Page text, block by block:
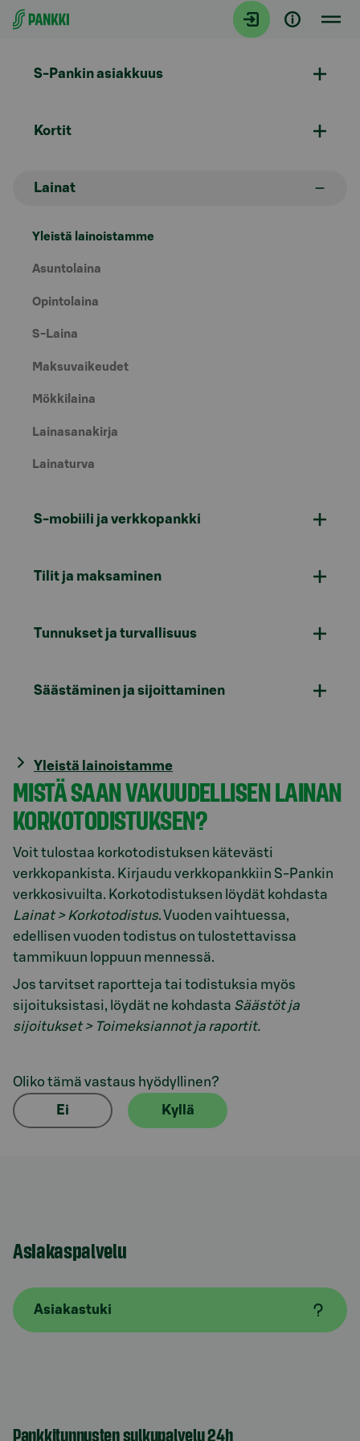
Siirry suoraan sisältöön
S-Pankin asiakkuus
Kortit
Lainat
Yleistä lainoistamme
Asuntolaina
Opintolaina
S-Laina
Maksuvaikeudet
Mökkilaina
Lainasanakirja
Lainaturva
S-mobiili ja verkkopankki
Tilit ja maksaminen
Tunnukset ja turvallisuus
Säästäminen ja sijoittaminen
Yleistä lainoistamme
MISTÄ SAAN VAKUUDELLISEN LAINAN
KORKOTODISTUKSEN?
Voit tulostaa korkotodistuksen kätevästi
verkkopankista. Kirjaudu verkkopankkiin S-Pankin
verkkosivuilta. Korkotodistuksen löydät kohdasta
Lainat > Korkotodistus. Vuoden vaihtuessa,
edellisen vuoden todistus on tulostettavissa
tammikuun loppuun mennessä.
Jos tarvitset raportteja tai todistuksia myös
sijoituksistasi, löydät ne kohdasta Säästöt ja
sijoitukset > Toimeksiannot ja raportit.
Oliko tämä vastaus hyödyllinen?
Ei Kyllä
Asiakaspalvelu
Asiakastuki
Pankkitunnusten sulkupalvelu 24h